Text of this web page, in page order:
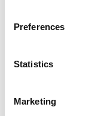
Preferences
Statistics
Marketing